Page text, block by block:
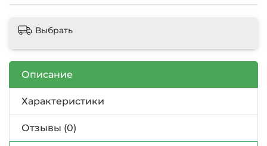
Выбрать
Описание
Характеристики
Отзывы (0)